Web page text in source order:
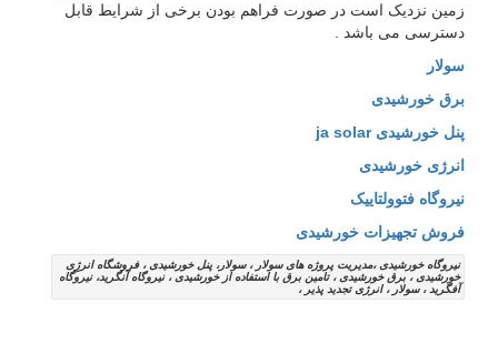
زمین نزدیک است در صورت فراهم بودن برخی از شرایط قابل
دسترسی می باشد .
سولار
برق خورشیدی
پنل خورشیدی ja solar
انرژی خورشیدی
نیروگاه فتوولتاییک
فروش تجهیزات خورشیدی
نیروگاه خورشیدی ،مدیریت پروژه های سولار ، سولار، پنل خورشیدی ، فروشگاه انرژِی
خورشیدی ، برق خورشیدی ، تامین برق با استفاده از خورشیدی ، نیروگاه آنگرید، نیروگاه
آفگرید ، سولار ، انرژی تجدید پذیر ،